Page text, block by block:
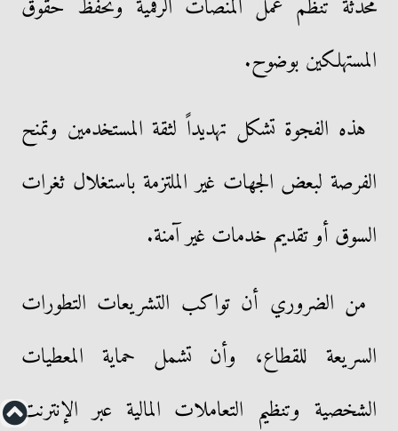
محدثة تنظم عمل المنصات الرقمية وتحفظ حقوق
المستهلكين بوضوح.
هذه الفجوة تشكل تهديداً لثقة المستخدمين وتمنح
الفرصة لبعض الجهات غير الملتزمة باستغلال ثغرات
السوق أو تقديم خدمات غير آمنة.
من الضروري أن تواكب التشريعات التطورات
السريعة للقطاع، وأن تشمل حماية المعطيات
الشخصية وتنظيم التعاملات المالية عبر الإنترنت